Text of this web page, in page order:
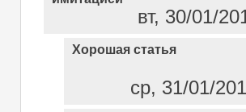
вт, 30/01/
Хорошая статья
ср, 31/01/